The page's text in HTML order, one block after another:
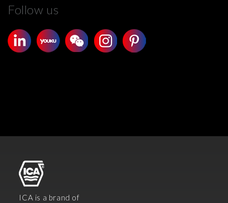
Follow us
ICA is a brand of